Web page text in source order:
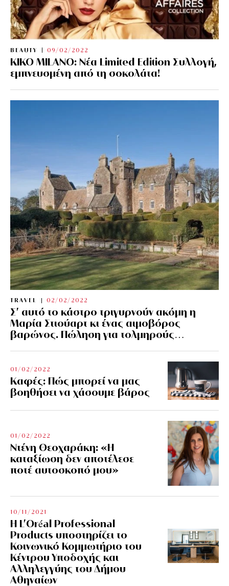
BEAUTY 09/02/2022
KIKO MILANO: Νέα Limited Edition Συλλογή,
εμπνευσμένη από τη σοκολάτα!
TRAVEL 02/02/2022
Σ’ αυτό το κάστρο τριγυρνούν ακόμη η
Μαρία Στιούαρτ κι ένας αιμοβόρος
βαρώνος. Πώληση για τολμηρούς…
01/02/2022
Kαφές: Πώς μπορεί να μας
βοηθήσει να χάσουμε βάρος
01/02/2022
Ντένη Θεοχαράκη: «Η
καταξίωση δεν αποτέλεσε
ποτέ αυτοσκοπό μου»
10/11/2021
Η L’Οréal Professional
Products υποστηρίζει το
Κοινωνικό Κομμωτήριο του
Κέντρου Υποδοχής και
Αλληλεγγύης του Δήμου
Αθηναίων